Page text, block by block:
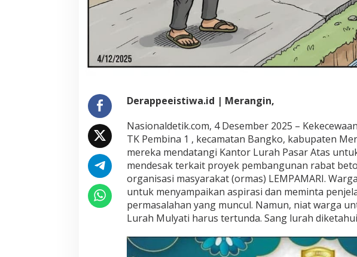
Derappeeistiwa.id | Merangin,
Nasionaldetik.com, 4 Desember 2025 –
TK Pembina 1 , kecamatan Bangko, kabupaten
mereka mendatangi Kantor Lurah Pasar Atas
mendesak terkait proyek pembangunan rabat
organisasi masyarakat (ormas) LEMPAMARI.
untuk menyampaikan aspirasi dan meminta
permasalahan yang muncul. Namun, niat warga
Lurah Mulyati harus tertunda. Sang lurah